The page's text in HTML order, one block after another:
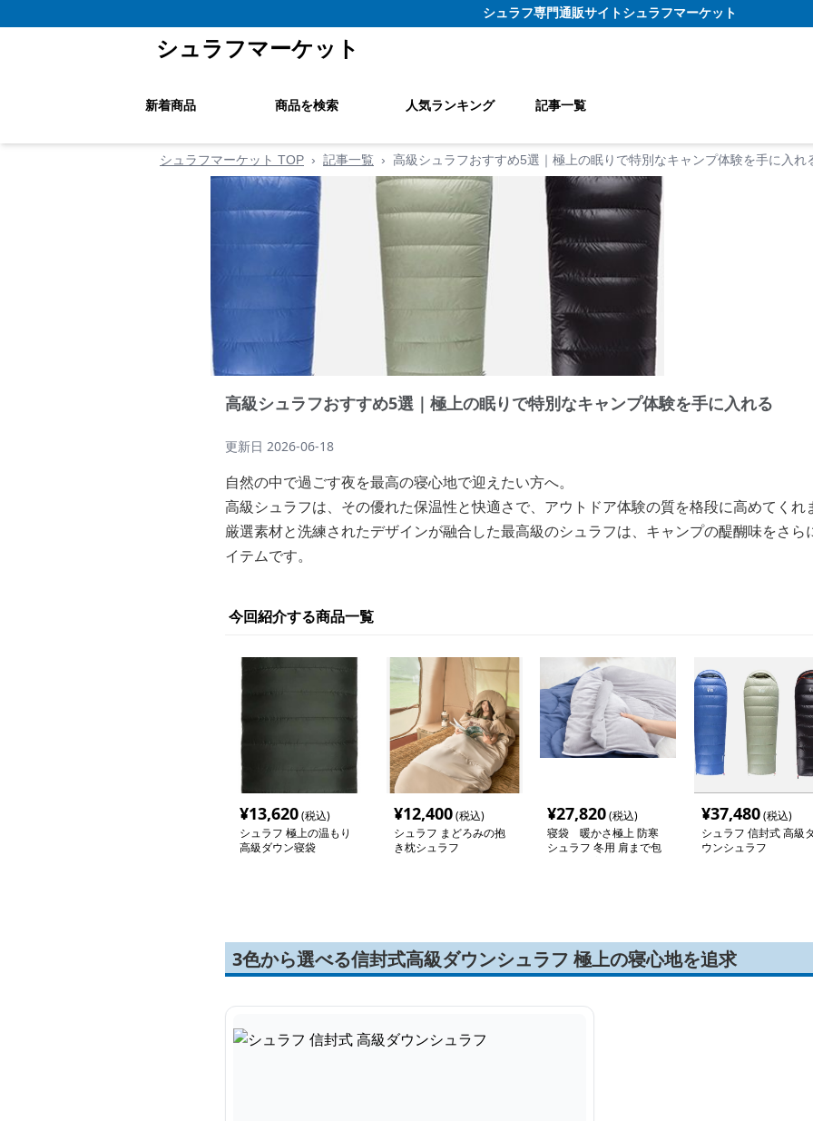
シュラフ専門通販サイトシュラフマーケット
シュラフマーケット
新着商品 商品を検索 人気ランキング 記事一覧
シュラフマーケット TOP › 記事一覧 › 高級シュラフおすすめ5選｜極上の眠りで特別なキャンプ体験を手に入れ
高級シュラフおすすめ5選｜極上の眠りで特別なキャンプ体験を手に入れる
更新日 2026-06-18
自然の中で過ごす夜を最高の寝心地で迎えたい方へ。
高級シュラフは、その優れた保温性と快適さで、アウトドア体験の質を格段に高めてくれ
厳選素材と洗練されたデザインが融合した最高級のシュラフは、キャンプの醍醐味をさ
イテムです。
今回紹介する商品一覧
¥13,620(税込)
シュラフ 極上の温もり
高級ダウン寝袋
¥12,400(税込)
シュラフ まどろみの抱
き枕シュラフ
¥27,820(税込)
寝袋 暖かさ極上 防寒
シュラフ 冬用 肩まで包
¥37,480(税込)
シュラフ 信封式 高級
ウンシュラフ
3色から選べる信封式高級ダウンシュラフ 極上の寝心地を追求